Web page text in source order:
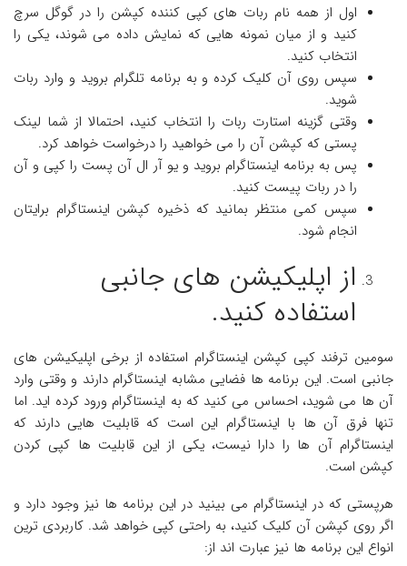
اول از همه نام ربات های کپی کننده کپشن را در گوگل سرچ
کنید و از میان نمونه هایی که نمایش داده می شوند، یکی را
انتخاب کنید.
سپس روی آن کلیک کرده و به برنامه تلگرام بروید و وارد ربات
شوید.
وقتی گزینه استارت ربات را انتخاب کنید، احتمالا از شما لینک
پستی که کپشن آن را می خواهید را درخواست خواهد کرد.
پس به برنامه اینستاگرام بروید و یو آر ال آن پست را کپی و آن
را در ربات پیست کنید.
سپس کمی منتظر بمانید که ذخیره کپشن اینستاگرام برایتان
انجام شود‌.
از اپلیکیشن های جانبی
استفاده کنید.
سومین ترفند کپی کپشن اینستاگرام استفاده از برخی اپلیکیشن های
جانبی است. این برنامه ها فضایی مشابه اینستاگرام دارند و وقتی وارد
آن ها می شوید، احساس می کنید که به اینستاگرام ورود ‌کرده اید. اما
تنها فرق آن ها با اینستاگرام این است که قابلیت هایی دارند که
اینستاگرام آن ها را دارا نیست، یکی از این قابلیت ها کپی کردن
کپشن است.
هرپستی که در اینستاگرام می بینید در این برنامه ها نیز وجود دارد و
اگر روی کپشن آن کلیک کنید، به راحتی کپی خواهد شد. کاربردی ترین
انواع این برنامه ها نیز عبارت اند از: